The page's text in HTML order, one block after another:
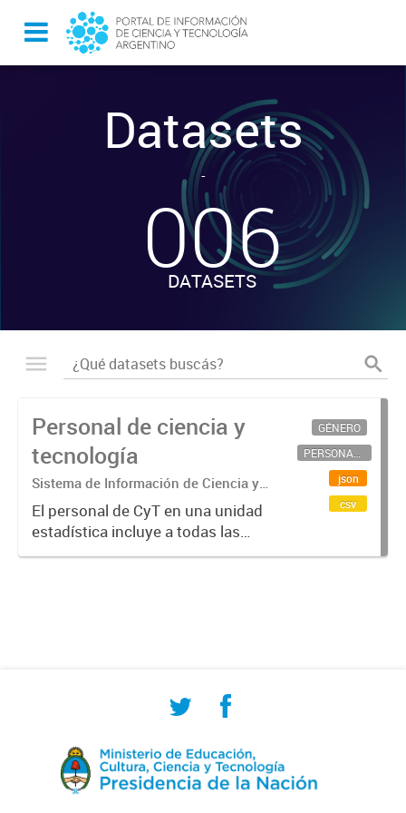
Datasets
-
006
DATASETS
Personal de ciencia y
tecnología
Sistema de Información de Ciencia y
Tecnología Argentino (SICYTAR)
El personal de CyT en una unidad
estadística incluye a todas las
personas involucradas
GÉNERO
PERSONAL CIENTÍFICO-TECNOLÓGICO
json
csv